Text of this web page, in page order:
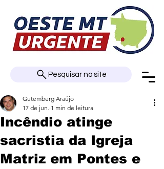
Pesquisar no site
Incêndio atinge
sacristia da Igreja
Matriz em Pontes e
Gutemberg Araújo
17 de jun. 1 min de leitura